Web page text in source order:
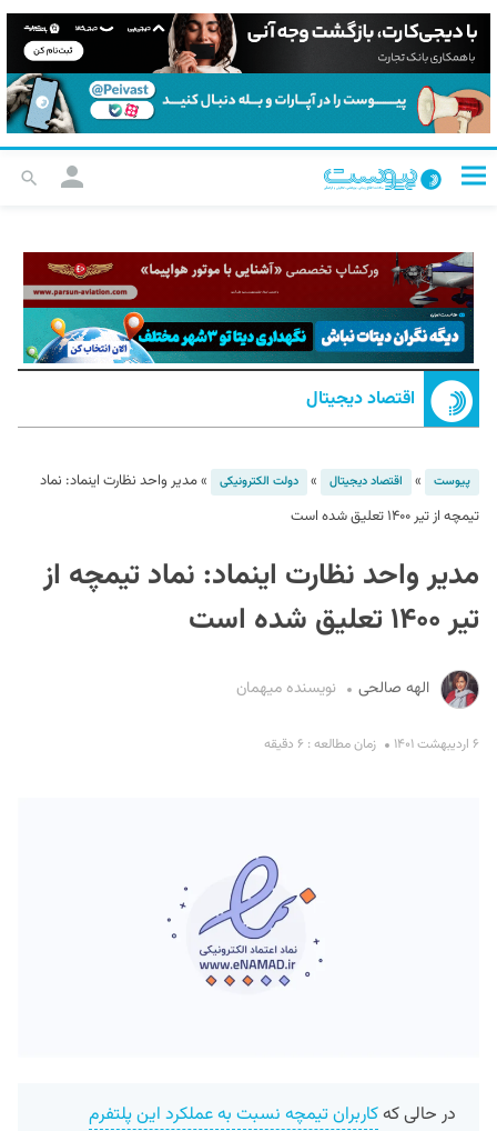
اقتصاد دیجیتال
پیوست » اقتصاد دیجیتال » دولت الکترونیکی »مدیر واحد نظارت اینماد: نماد
تیمچه از تیر ۱۴۰۰ تعلیق شده است
مدیر واحد نظارت اینماد: نماد تیمچه از
تیر ۱۴۰۰ تعلیق شده است
الهه صالحی نویسنده میهمان
۶ اردیبهشت ۱۴۰۱ زمان مطالعه : ۶ دقیقه
در حالی‌ کهکاربران تیمچه نسبت به عملکرد این پلتفرم